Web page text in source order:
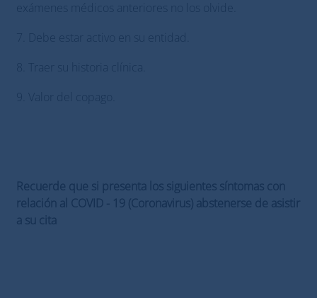
7. Debe estar activo en su entidad.
8. Traer su historia clínica.
Recuerde que si presenta los siguientes síntomas con
relación al COVID - 19 (Coronavirus) abstenerse de asistir
a su cita